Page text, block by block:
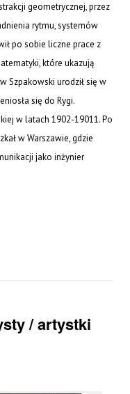
geometrycznej, przez
rytmu, systemów
po sobie liczne prace z
które ukazują
Szpakowski urodził się w
się do Rygi.
w latach 1902-19011. Po
w Warszawie, gdzie
jako inżynier
/ artystki